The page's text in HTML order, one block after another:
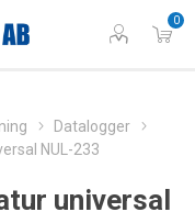
0
Datalogger
NUL-233
universal